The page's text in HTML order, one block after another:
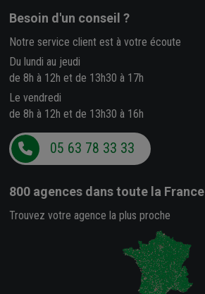
Besoin d'un conseil ?
Notre service client est à votre écoute
Du lundi au jeudi
de 8h à 12h et de 13h30 à 17h
Le vendredi
de 8h à 12h et de 13h30 à 16h
05 63 78 33 33
800 agences dans toute la France
Trouvez votre agence la plus proche